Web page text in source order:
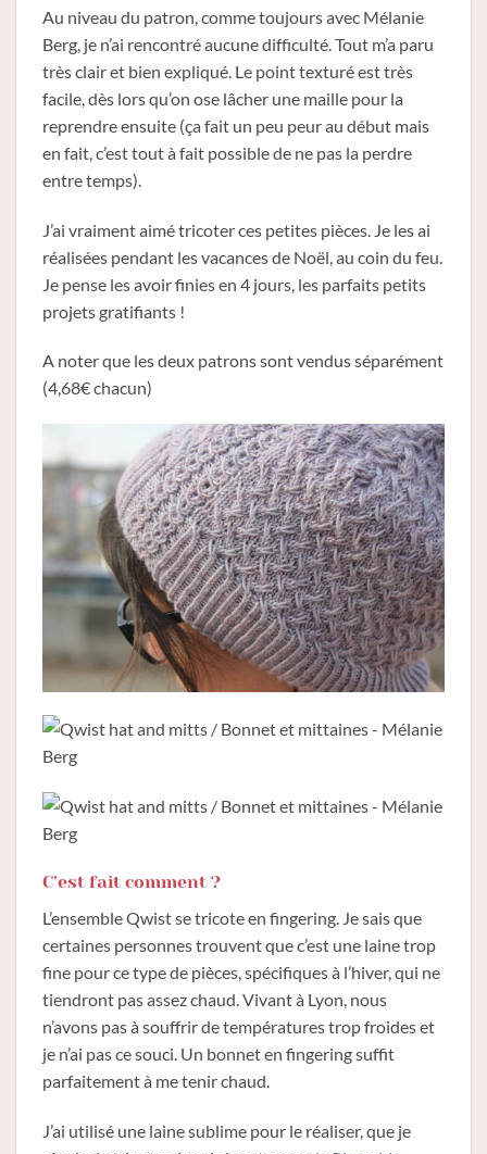
Au niveau du patron, comme toujours avec Mélanie
Berg, je n’ai rencontré aucune difficulté. Tout m’a paru
très clair et bien expliqué. Le point texturé est très
facile, dès lors qu’on ose lâcher une maille pour la
reprendre ensuite (ça fait un peu peur au début mais
en fait, c’est tout à fait possible de ne pas la perdre
entre temps).
J’ai vraiment aimé tricoter ces petites pièces. Je les ai
réalisées pendant les vacances de Noël, au coin du feu.
Je pense les avoir finies en 4 jours, les parfaits petits
projets gratifiants !
A noter que les deux patrons sont vendus séparément
(4,68€ chacun)
C’est fait comment ?
L’ensemble Qwist se tricote en fingering. Je sais que
certaines personnes trouvent que c’est une laine trop
fine pour ce type de pièces, spécifiques à l’hiver, qui ne
tiendront pas assez chaud. Vivant à Lyon, nous
n’avons pas à souffrir de températures trop froides et
je n’ai pas ce souci. Un bonnet en fingering suffit
parfaitement à me tenir chaud.
J’ai utilisé une laine sublime pour le réaliser, que je